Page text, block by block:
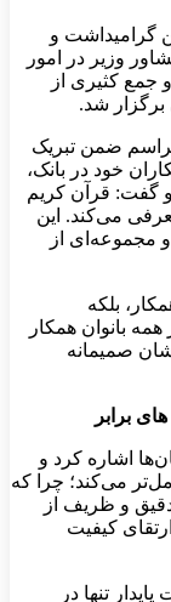
گرامیداشت و
وزیر در امور
جمع کثیری از
برگزار شد.
ضمن تبریک
خود در بانک،
و گفت: قرآن کریم
می‌کند. این
مجموعه‌ای از
بلکه
بانوان همکار
صمیمانه
برابر
اشاره کرد و
می‌کند؛ چرا که
و ظریف از
کیفیت
تنها در